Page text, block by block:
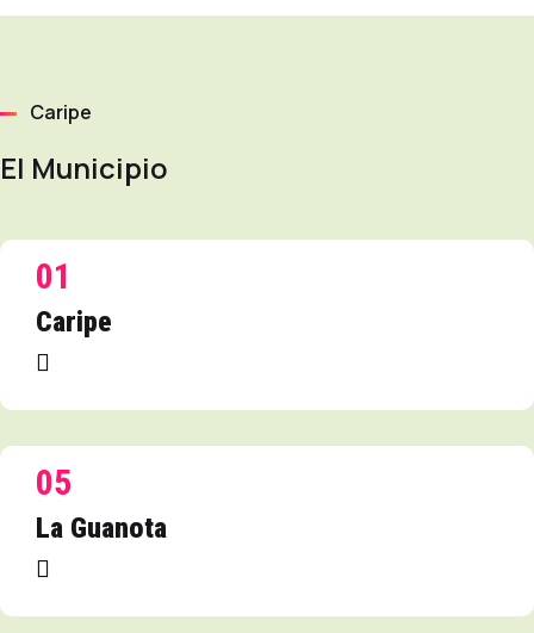
Caripe
El Municipio
01
Caripe
05
La Guanota